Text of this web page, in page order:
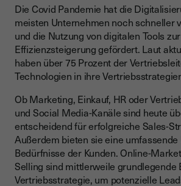
Die Covid Pandemie hat die
meisten Unternehmen noch schneller
und die Nutzung von digitalen Tools zur
Effizienzsteigerung gefördert. Laut
haben über 75 Prozent der
Technologien in ihre
Ob Marketing, Einkauf, HR oder
und Social Media-Kanäle sind heute
entscheidend für erfolgreiche Sales-
Außerdem bieten sie eine
Bedürfnisse der Kunden. Online-
Selling sind mittlerweile grundlegende
Vertriebsstrategie, um potenzielle